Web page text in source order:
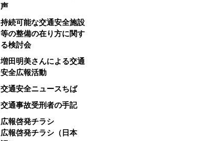
声
持続可能な交通安全施設
等の整備の在り方に関す
る検討会
増田明美さんによる交通
安全広報活動
交通安全ニュースちば
交通事故受刑者の手記
広報啓発チラシ
広報啓発チラシ（日本